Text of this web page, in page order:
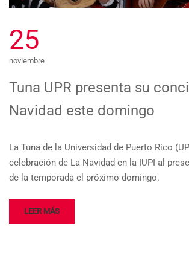
25
noviembre
Tuna UPR presenta su
Navidad este domingo
La Tuna de la Universidad de Puerto Rico
celebración de La Navidad en la IUPI al
de la temporada el próximo domingo.
LEER MÁS